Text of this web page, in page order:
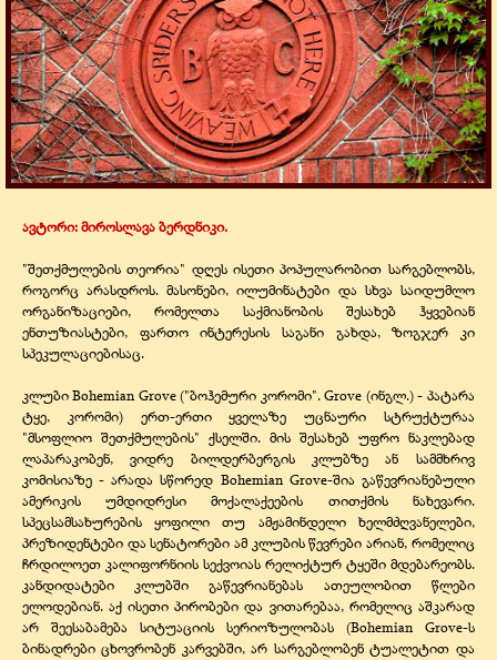
ავტორი: მიროსლავა ბერდნიკი.
"შეთქმულების თეორია" დღეს ისეთი პოპულარობით სარგებლობს,
როგორც არასდროს. მასონები, ილუმინატები და სხვა საიდუმლო
ორგანიზაციები, რომელთა საქმიანობის შესახებ ჰყვებიან
ენთუზიასტები, ფართო ინტერესის საგანი გახდა, ზოგჯერ კი
სპეკულაციებისაც.
კლუბი Bohemian Grove ("ბოჰემური კორომი". Grove (ინგლ.) - პატარა
ტყე, კორომი) ერთ-ერთი ყველაზე უცნაური სტრუქტურაა
"მსოფლიო შეთქმულების" ქსელში. მის შესახებ უფრო ნაკლებად
ლაპარაკობენ, ვიდრე ბილდერბერგის კლუბზე ან სამმხრივ
კომისიაზე - არადა სწორედ Bohemian Grove-შია გაწევრიანებული
ამერიკის უმდიდრესი მოქალაქეების თითქმის ნახევარი.
სპეცსამსახურების ყოფილი თუ ამჟამინდელი ხელმძღვანელები,
პრეზიდენტები და სენატორები ამ კლუბის წევრები არიან, რომელიც
ჩრდილოეთ კალიფორნიის სექვოიას რელიქტურ ტყეში მდებარეობს.
კანდიდატები კლუბში გაწევრიანებას ათეულობით წლები
ელოდებიან. აქ ისეთი პირობები და ვითარებაა, რომელიც აშკარად
არ შეესაბამება სიტუაციის სერიოზულობას (Bohemian Grove-ს
ბინადრები ცხოვრობენ კარვებში, არ სარგებლობენ ტუალეტით და